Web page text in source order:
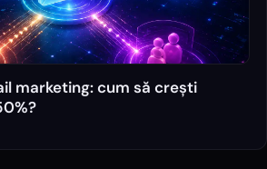
marketing: cum să crești